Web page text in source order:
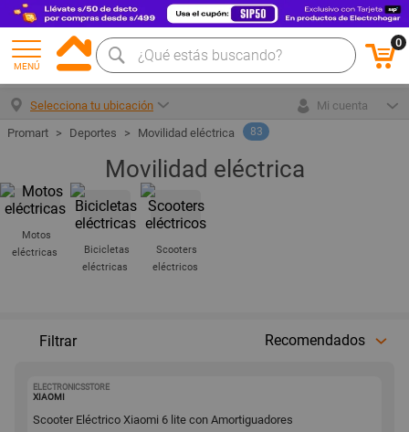
MENÚ
0
Selecciona tu ubicación
Mi cuenta
Deportes
Movilidad eléctrica 83
Movilidad eléctrica
Motos
eléctricas
Bicicletas
eléctricas
Scooters
eléctricos
Filtrar Recomendados
ELECTRONICSSTORE
XIAOMI
Scooter Eléctrico Xiaomi 6 lite con Amortiguadores